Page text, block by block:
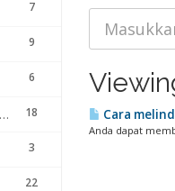
7
9
6
18
F.A.Q ( Frequently Asked Questions)
3
22
Cara
Anda dapat